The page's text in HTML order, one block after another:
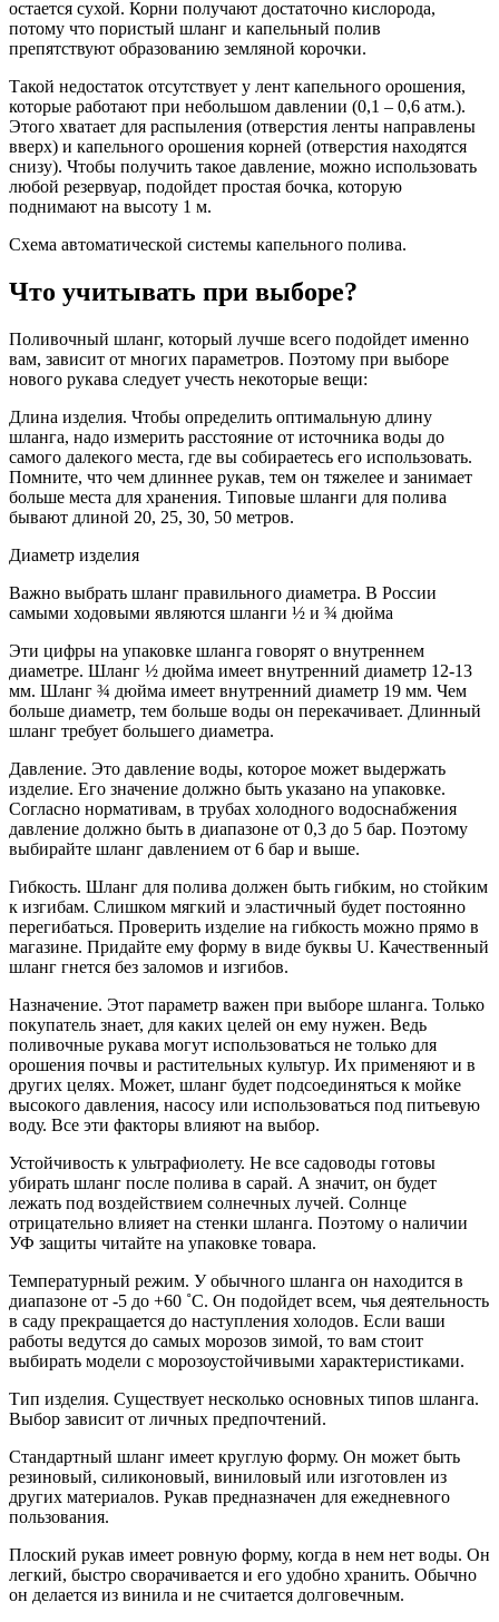
остается сухой. Корни получают достаточно кислорода,
потому что пористый шланг и капельный полив
препятствуют образованию земляной корочки.
Такой недостаток отсутствует у лент капельного орошения,
которые работают при небольшом давлении (0,1 – 0,6 атм.).
Этого хватает для распыления (отверстия ленты направлены
вверх) и капельного орошения корней (отверстия находятся
снизу). Чтобы получить такое давление, можно использовать
любой резервуар, подойдет простая бочка, которую
поднимают на высоту 1 м.
Схема автоматической системы капельного полива.
Что учитывать при выборе?
Поливочный шланг, который лучше всего подойдет именно
вам, зависит от многих параметров. Поэтому при выборе
нового рукава следует учесть некоторые вещи:
Длина изделия. Чтобы определить оптимальную длину
шланга, надо измерить расстояние от источника воды до
самого далекого места, где вы собираетесь его использовать.
Помните, что чем длиннее рукав, тем он тяжелее и занимает
больше места для хранения. Типовые шланги для полива
бывают длиной 20, 25, 30, 50 метров.
Диаметр изделия
Важно выбрать шланг правильного диаметра. В России
самыми ходовыми являются шланги ½ и ¾ дюйма
Эти цифры на упаковке шланга говорят о внутреннем
диаметре. Шланг ½ дюйма имеет внутренний диаметр 12-13
мм. Шланг ¾ дюйма имеет внутренний диаметр 19 мм. Чем
больше диаметр, тем больше воды он перекачивает. Длинный
шланг требует большего диаметра.
Давление. Это давление воды, которое может выдержать
изделие. Его значение должно быть указано на упаковке.
Согласно нормативам, в трубах холодного водоснабжения
давление должно быть в диапазоне от 0,3 до 5 бар. Поэтому
выбирайте шланг давлением от 6 бар и выше.
Гибкость. Шланг для полива должен быть гибким, но стойким
к изгибам. Слишком мягкий и эластичный будет постоянно
перегибаться. Проверить изделие на гибкость можно прямо в
магазине. Придайте ему форму в виде буквы U. Качественный
шланг гнется без заломов и изгибов.
Назначение. Этот параметр важен при выборе шланга. Только
покупатель знает, для каких целей он ему нужен. Ведь
поливочные рукава могут использоваться не только для
орошения почвы и растительных культур. Их применяют и в
других целях. Может, шланг будет подсоединяться к мойке
высокого давления, насосу или использоваться под питьевую
воду. Все эти факторы влияют на выбор.
Устойчивость к ультрафиолету. Не все садоводы готовы
убирать шланг после полива в сарай. А значит, он будет
лежать под воздействием солнечных лучей. Солнце
отрицательно влияет на стенки шланга. Поэтому о наличии
УФ защиты читайте на упаковке товара.
Температурный режим. У обычного шланга он находится в
диапазоне от -5 до +60 ˚С. Он подойдет всем, чья деятельность
в саду прекращается до наступления холодов. Если ваши
работы ведутся до самых морозов зимой, то вам стоит
выбирать модели с морозоустойчивыми характеристиками.
Тип изделия. Существует несколько основных типов шланга.
Выбор зависит от личных предпочтений.
Стандартный шланг имеет круглую форму. Он может быть
резиновый, силиконовый, виниловый или изготовлен из
других материалов. Рукав предназначен для ежедневного
пользования.
Плоский рукав имеет ровную форму, когда в нем нет воды. Он
легкий, быстро сворачивается и его удобно хранить. Обычно
он делается из винила и не считается долговечным.